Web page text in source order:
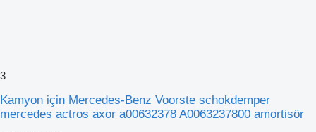
3
Kamyon için Mercedes-Benz Voorste schokdemper
mercedes actros axor a00632378 A0063237800 amortisör